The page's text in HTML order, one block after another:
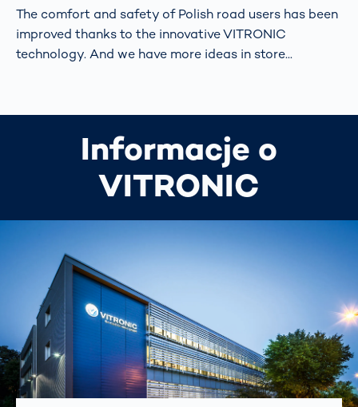
The comfort and safety of Polish road users has been
improved thanks to the innovative VITRONIC
technology. And we have more ideas in store...
Informacje o
VITRONIC